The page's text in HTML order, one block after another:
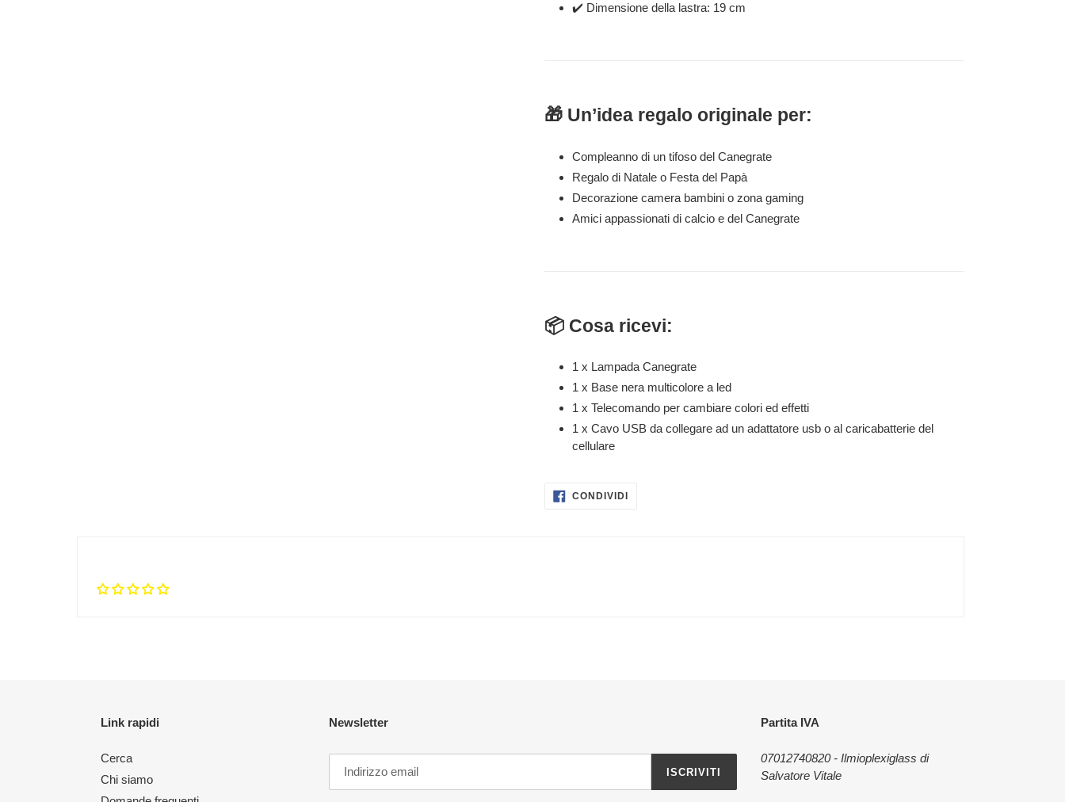
✔️ Dimensione della lastra: 19 cm
🎁 Un’idea regalo originale per:
Compleanno di un tifoso del Canegrate
Regalo di Natale o Festa del Papà
Decorazione camera bambini o zona gaming
Amici appassionati di calcio e del Canegrate
📦 Cosa ricevi:
1 x Lampada Canegrate
1 x Base nera multicolore a led
1 x Telecomando per cambiare colori ed effetti
1 x Cavo USB da collegare ad un adattatore usb o al caricabatterie del
cellulare
CONDIVIDI CONDIVIDI
Link rapidi
Cerca
Chi siamo
Newsletter
ISCRIVITI
Partita IVA
07012740820 - Ilmioplexiglass di
Salvatore Vitale